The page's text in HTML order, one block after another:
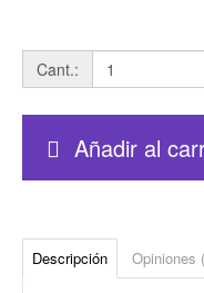
Cant.:
Añadir al
Descripción Opiniones